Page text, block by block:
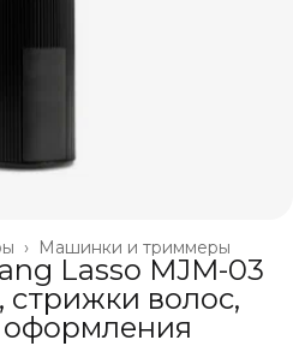
Машинки и триммеры
›
Lasso MJM-03
стрижки волос,